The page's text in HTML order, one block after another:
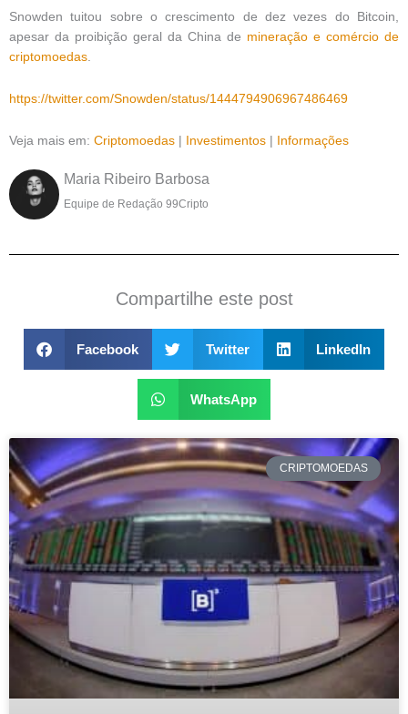
Snowden tuitou sobre o crescimento de dez vezes do Bitcoin,
apesar da proibição geral da China de mineração e comércio de
criptomoedas
https://twitter.com/Snowden/status/1444794906967486469
Veja mais em: Criptomoedas | Investimentos | Informações
Maria Ribeiro Barbosa
Equipe de Redação 99Cripto
Compartilhe este post
Facebook Twitter LinkedIn
WhatsApp
CRIPTOMOEDAS